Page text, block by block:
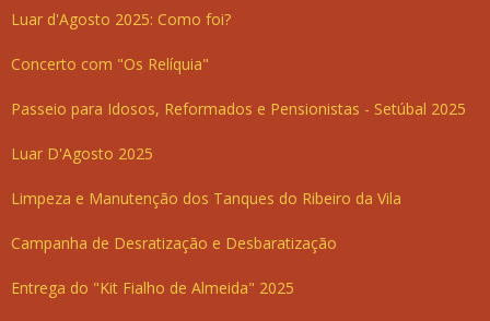
Luar d'Agosto 2025: Como foi?
Concerto com "Os Relíquia"
Passeio para Idosos, Reformados e Pensionistas - Setúbal 2025
Luar D'Agosto 2025
Limpeza e Manutenção dos Tanques do Ribeiro da Vila
Campanha de Desratização e Desbaratização
Entrega do "Kit Fialho de Almeida" 2025